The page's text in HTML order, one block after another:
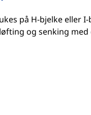
på H-bjelke eller
og senking med